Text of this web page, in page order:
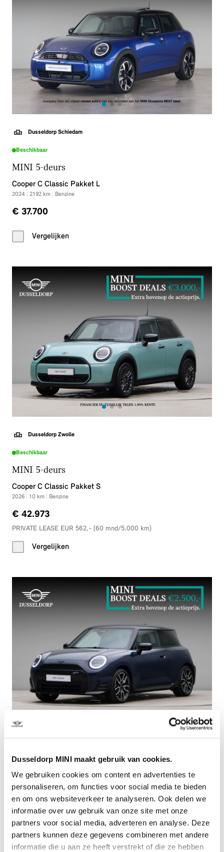
Dusseldorp MINI maakt gebruik van cookies.
We gebruiken cookies om content en advertenties te
personaliseren, om functies voor social media te bieden
en om ons websiteverkeer te analyseren. Ook delen we
informatie over uw gebruik van onze site met onze
partners voor social media, adverteren en analyse. Deze
partners kunnen deze gegevens combineren met andere
informatie die u aan ze heeft verstrekt of die ze hebben
Dusseldorp Schiedam
Beschikbaar
MINI 5-deurs
Cooper C Classic Pakket L
2024 2192 km Benzine
€ 37.700
Vergelijken
Dusseldorp Zwolle
Beschikbaar
MINI 5-deurs
Cooper C Classic Pakket S
2026 10 km Benzine
€ 42.973
PRIVATE LEASE EUR 562,- (60 mnd/5.000 km)
Vergelijken
Beschikbaar
MINI Cooper
E John Cooper Works Pakket M
2026 km
€ 40.590
PRIVATE LEASE EUR 510,- (60 mnd/5.000 km)